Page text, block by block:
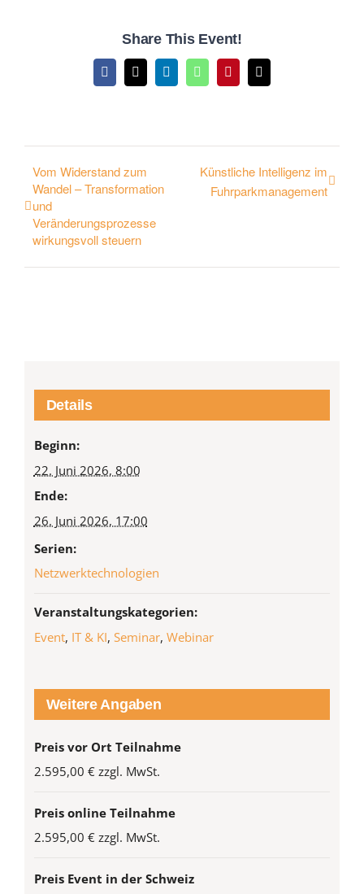
Share This Event!
Facebook
X LinkedInWhatsAppPinterest
E-
Mail
Vom Widerstand zum
Wandel – Transformation
und
Veränderungsprozesse
wirkungsvoll steuern
Künstliche Intelligenz im
Fuhrparkmanagement
Details
Beginn:
22. Juni 2026, 8:00
Ende:
26. Juni 2026, 17:00
Serien:
Netzwerktechnologien
Veranstaltungskategorien:
Event, IT & KI, Seminar, Webinar
Weitere Angaben
Preis vor Ort Teilnahme
2.595,00 € zzgl. MwSt.
Preis online Teilnahme
2.595,00 € zzgl. MwSt.
Preis Event in der Schweiz